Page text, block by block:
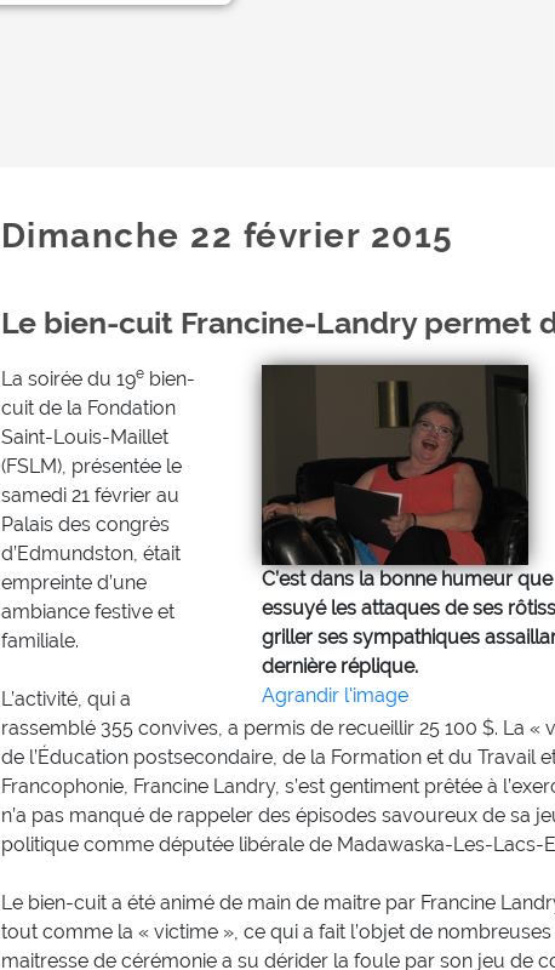
Dimanche 22 février 2015
Le bien-cuit Francine-Landry permet
C’est dans la bonne humeur
essuyé les attaques de ses
griller ses sympathiques
dernière réplique.
Agrandir l'image
La soirée du 19ebien-
cuit de la Fondation
Saint-Louis-Maillet
(FSLM), présentée le
samedi 21 février au
Palais des congrès
d’Edmundston, était
empreinte d’une
ambiance festive et
familiale.
L’activité, qui a
rassemblé 355 convives, a permis de recueillir 25 100 $. La «
de l’Éducation postsecondaire, de la Formation et du Travail
Francophonie, Francine Landry, s’est gentiment prêtée à
n’a pas manqué de rappeler des épisodes savoureux de sa
politique comme députée libérale de Madawaska-Les-Lacs-
Le bien-cuit a été animé de main de maitre par Francine
tout comme la « victime », ce qui a fait l’objet de
maitresse de cérémonie a su dérider la foule par son jeu de